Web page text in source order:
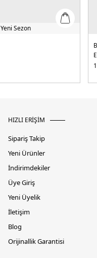
Yeni Sezon
HIZLI ERİŞİM
Sipariş Takip
Yeni Ürünler
İndirimdekiler
Üye Giriş
Yeni Üyelik
İletişim
Blog
Orijinallik Garantisi